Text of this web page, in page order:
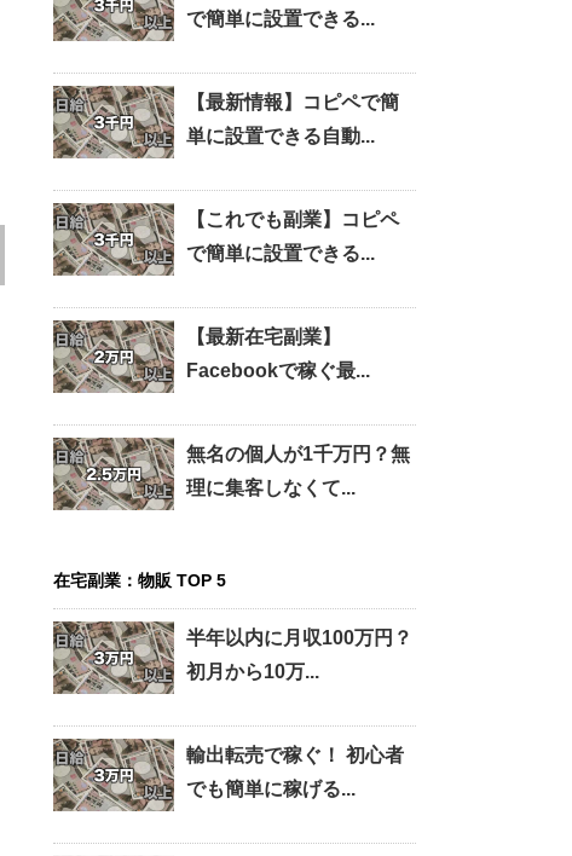
で簡単に設置できる...
【最新情報】コピペで簡
単に設置できる自動...
【これでも副業】コピペ
で簡単に設置できる...
【最新在宅副業】
Facebookで稼ぐ最...
無名の個人が1千万円？無
理に集客しなくて...
在宅副業：物販 TOP 5
半年以内に月収100万円？
初月から10万...
輸出転売で稼ぐ！ 初心者
でも簡単に稼げる...